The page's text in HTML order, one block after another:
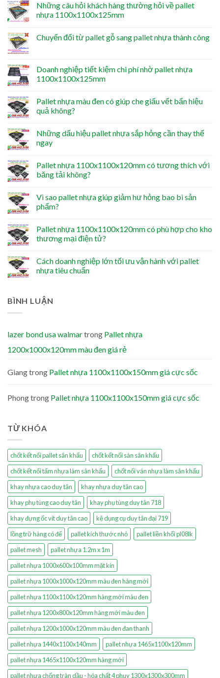
Những câu hỏi khách hàng thường hỏi về pallet
nhựa 1100x1100x125mm
Chuyển đổi từ pallet gỗ sang pallet nhựa thành công
Doanh nghiệp tiết kiệm chi phí nhờ pallet nhựa
1100x1100x125mm
Pallet nhựa màu đen có giúp che giấu vết bẩn hiệu
quả không?
Những dấu hiệu pallet nhựa sắp hỏng cần thay thế
ngay
Pallet nhựa 1100x1100x120mm có tương thích với
băng tải không?
Vì sao pallet nhựa giúp giảm hư hỏng bao bì sản
phẩm?
Pallet nhựa 1100x1100x120mm có phù hợp cho kho
thương mại điện tử?
Cách doanh nghiệp lớn tối ưu vận hành với pallet
nhựa tiêu chuẩn
BÌNH LUẬN
lazer bond usa walmartrong Pallet nhựa
1200x1000x120mm màu đen giá rẻ
Giangtrong Pallet nhựa 1100x1100x150mm giá cực sốc
Phongtrong Pallet nhựa 1100x1100x150mm giá cực sốc
TỪ KHÓA
chốt kết nối pallet sân khấu
chốt kết nối sàn sân khấu
chốt kết nối tấm nhựa làm sân khấu
chốt nối ván nhựa làm sân khấu
khay nhựa cao duy tân
khay nhựa duy tân cao
khay phụ tùng cao duy tân
khay phụ tùng duy tân 718
khay đựng ốc vít duy tân cao
kệ dụng cụ duy tân đại 719
lồng trữ hàng có đế
pallet kích thước nhỏ
pallet liền khối pl08lk
pallet mesh
pallet nhựa 1.2m x 1m
pallet nhựa 1000x600x100mm mặt kín
pallet nhựa 1000x1000x120mm màu đen hàng mới
pallet nhựa 1100x1100x120mm hàng mới màu đen
pallet nhựa 1200x800x120mm hàng mới màu đen
pallet nhựa 1200x1000x120mm màu đen đan thanh
pallet nhựa 1440x1100x140mm
pallet nhựa 1465x1100x120mm
pallet nhựa 1465x1100x120mm hàng mới
pallet nhựa chống tràn dầu - hóa chất 4 phuy 1300x1300x300mm